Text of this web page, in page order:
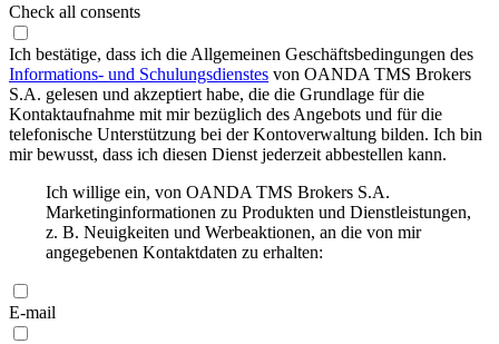
Check all consents
Ich bestätige, dass ich die Allgemeinen Geschäftsbedingungen des
Informations- und Schulungsdienstes von OANDA TMS Brokers
S.A. gelesen und akzeptiert habe, die die Grundlage für die
Kontaktaufnahme mit mir bezüglich des Angebots und für die
telefonische Unterstützung bei der Kontoverwaltung bilden. Ich bin
mir bewusst, dass ich diesen Dienst jederzeit abbestellen kann.
Ich willige ein, von OANDA TMS Brokers S.A.
Marketinginformationen zu Produkten und Dienstleistungen,
z. B. Neuigkeiten und Werbeaktionen, an die von mir
angegebenen Kontaktdaten zu erhalten:
E-mail